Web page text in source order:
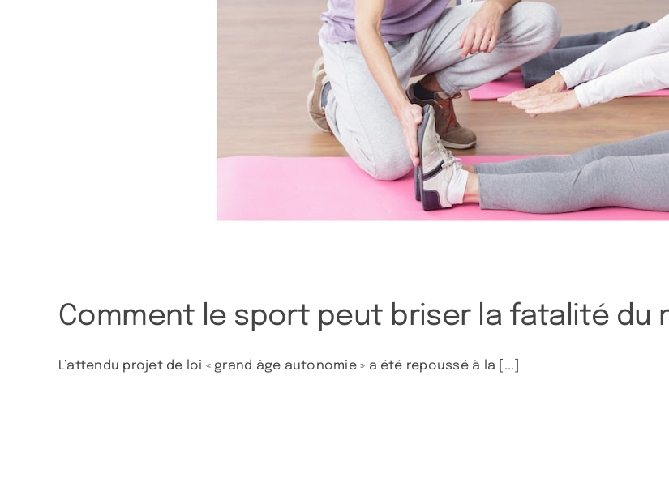
Comment le sport peut briser la fatalité du
L’attendu projet de loi « grand âge autonomie » a été repoussé à la [...]